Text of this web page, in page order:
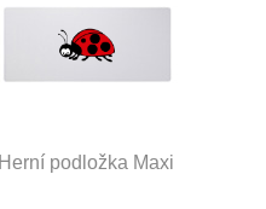
Herní podložka Maxi